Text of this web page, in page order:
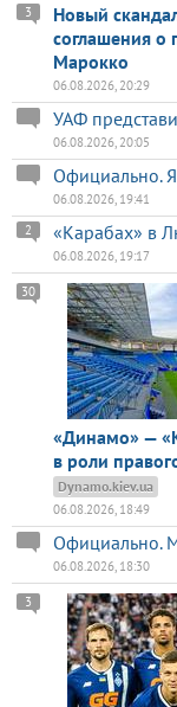
Новый
соглашения о
Марокко
3
06.08.2026, 20:29
УАФ
06.08.2026, 20:05
Официально.
06.08.2026, 19:41
«Карабах» в
2
06.08.2026, 19:17
«Динамо» —
в роли
30
Dynamo.kiev.ua
06.08.2026, 18:49
Официально.
06.08.2026, 18:30
3